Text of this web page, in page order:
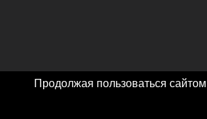
Продолжая пользоваться